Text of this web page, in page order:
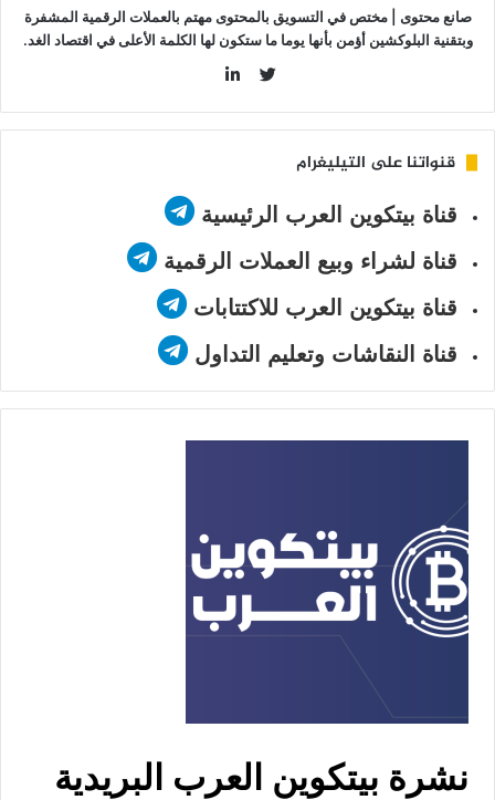
صانع محتوى | مختص في التسويق بالمحتوى مهتم بالعملات الرقمية المشفرة
وبتقنية البلوكشين أؤمن بأنها يوما ما ستكون لها الكلمة الأعلى في اقتصاد الغد.
قنواتنا على التيليغرام
قناة بيتكوين العرب الرئيسية
قناة لشراء وبيع العملات الرقمية
قناة بيتكوين العرب للاكتتابات
قناة النقاشات وتعليم التداول